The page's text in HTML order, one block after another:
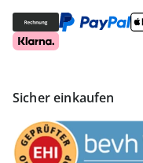
Sicher einkaufen